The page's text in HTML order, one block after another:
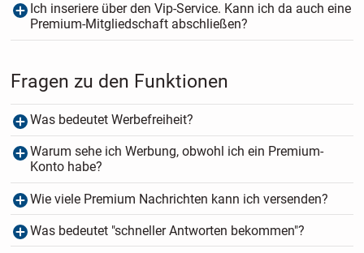
Ich inseriere über den Vip-Service. Kann ich da auch eine
Premium-Mitgliedschaft abschließen?
Fragen zu den Funktionen
Was bedeutet Werbefreiheit?
Warum sehe ich Werbung, obwohl ich ein Premium-
Konto habe?
Wie viele Premium Nachrichten kann ich versenden?
Was bedeutet "schneller Antworten bekommen"?